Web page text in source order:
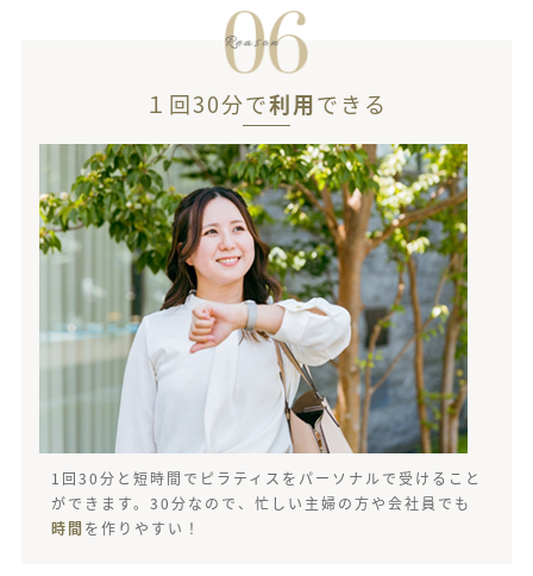
１回30分で利用できる
1回30分と短時間でピラティスをパーソナルで受けること
ができます。30分なので、忙しい主婦の方や会社員でも
時間 を作りやすい！